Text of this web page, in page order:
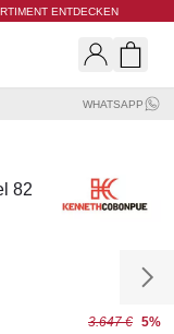
ENTDECKEN
WHATSAPP
82
3.647 € 5%